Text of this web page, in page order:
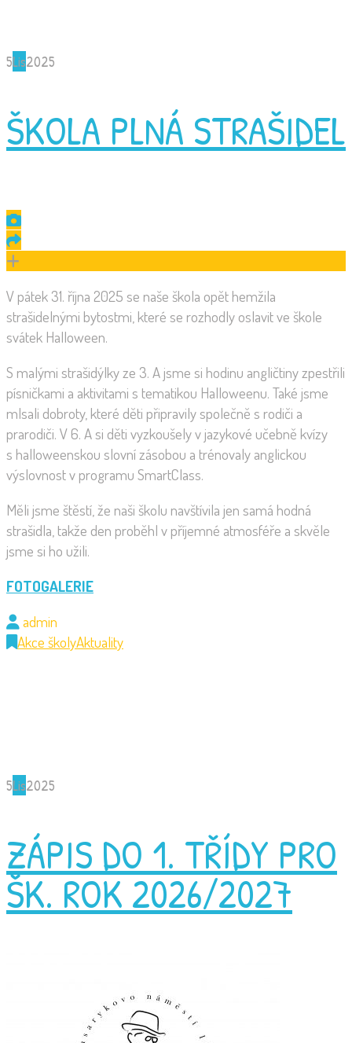
5Lis2025
ŠKOLA PLNÁ STRAŠIDEL
V pátek 31. října 2025 se naše škola opět hemžila
strašidelnými bytostmi, které se rozhodly oslavit ve škole
svátek Halloween.
S malými strašidýlky ze 3. A jsme si hodinu angličtiny zpestřili
písničkami a aktivitami s tematikou Halloweenu. Také jsme
mlsali dobroty, které děti připravily společně s rodiči a
prarodiči. V 6. A si děti vyzkoušely v jazykové učebně kvízy
s halloweenskou slovní zásobou a trénovaly anglickou
výslovnost v programu SmartClass.
Měli jsme štěstí, že naši školu navštívila jen samá hodná
strašidla, takže den proběhl v příjemné atmosféře a skvěle
jsme si ho užili.
FOTOGALERIE
admin
Akce školyAktuality
5Lis2025
ZÁPIS DO 1. TŘÍDY PRO
ŠK. ROK 2026/2027